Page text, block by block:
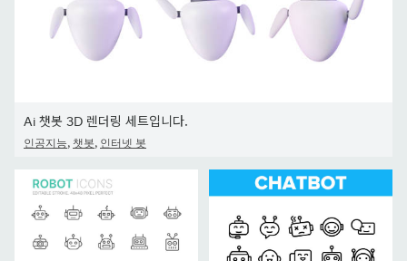
Ai 챗봇 3D 렌더링 세트입니다.
인공지능, 챗봇, 인터넷 봇